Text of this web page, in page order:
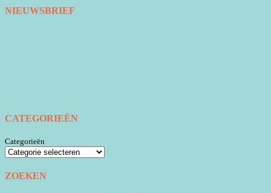
NIEUWSBRIEF
CATEGORIEËN
Categorieën
ZOEKEN